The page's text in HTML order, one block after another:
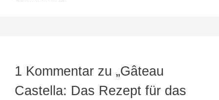
1 Kommentar zu „Gâteau
Castella: Das Rezept für das